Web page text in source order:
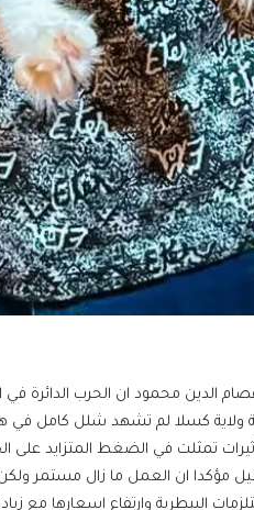
الدين محمود ان الحرب الدائرة
كسلا لم تشهد شلل كامل في
تمثلت في الضغط المتزايد على
مؤكدا ان العمل ما زال مستمر
البيطرية وارتفاع اسعارها مع